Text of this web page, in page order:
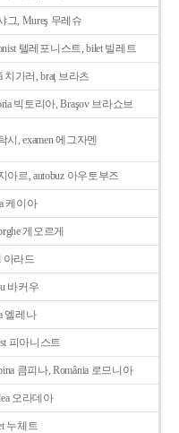
그, Mureş 무레슈
텔레포니스트, bilet 빌레트
치가러, braţ 브라츠
빅토리아, Braşov 브라쇼브
시, examen 에그자멘
아르, autobuz 아우토부즈
케이아
게오르게
아라드
바커우
엘레나
피아니스트
큼피나, România 로므니아
오라데아
누체트